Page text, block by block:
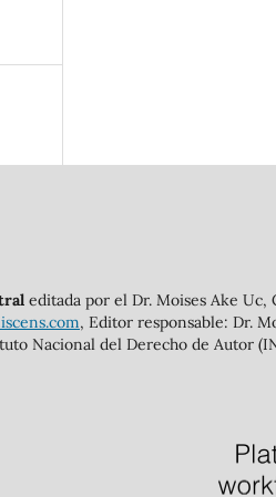
editada por el Dr. Moises Ake Uc,
, Editor responsable: Dr.
Nacional del Derecho de Autor